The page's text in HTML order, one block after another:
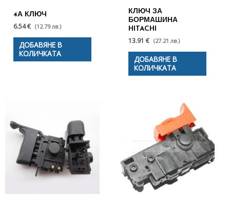
4А КЛЮЧ
6.54 € (12.79 лв.)
ДОБАВЯНЕ В
КОЛИЧКАТА
КЛЮЧ ЗА
БОРМАШИНА
HITACHI
13.91 € (27.21 лв.)
ДОБАВЯНЕ В
КОЛИЧКАТА